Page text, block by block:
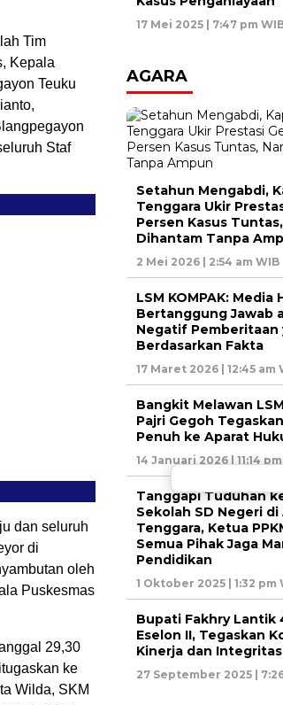
Tim
Kepala
Teuku
Staf
dan seluruh
di
oleh
Puskesmas
29,30
ke
Wilda, SKM
17 Mei 2025 | 7:47 pm
AGARA
Setahun Mengabdi,
Tenggara Ukir
Persen Kasus
Dihantam Tanpa
2 Mei 2026 | 2:54 am WIB
LSM KOMPAK: Media
Bertanggung Jawab
Negatif Pemberitaan
Berdasarkan Fakta
17 Maret 2026 | 12:45 am
Bangkit Melawan
Pajri Gegoh
Penuh ke Aparat
14 Januari 2026 | 11:14
Tanggapi Tuduhan
Sekolah SD Negeri di
Tenggara, Ketua
Semua Pihak Jaga
Pendidikan
1 Oktober 2025 | 1:32 pm
Bupati Fakhry Lantik
Eselon II, Tegaskan
Kinerja dan Integritas
27 September 2025 |